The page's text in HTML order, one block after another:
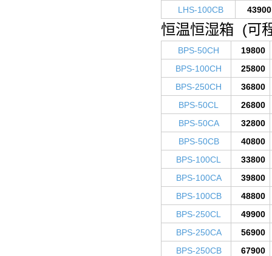
LHS-100CB 43900
恒温恒湿箱 (可
BPS-50CH
19800
BPS-100CH
25800
BPS-250CH
36800
BPS-50CL
26800
BPS-50CA
32800
BPS-50CB
40800
BPS-100CL
33800
BPS-100CA
39800
BPS-100CB
48800
BPS-250CL
49900
BPS-250CA
56900
BPS-250CB
67900